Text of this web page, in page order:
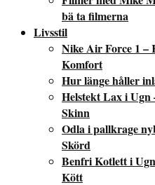
bä ta filmerna
Livsstil
Nike Air Force 1 –
Komfort
Hur länge håller
Helstekt Lax i
Skinn
Odla i pallkrage
Skörd
Benfri Kotlett i
Kött